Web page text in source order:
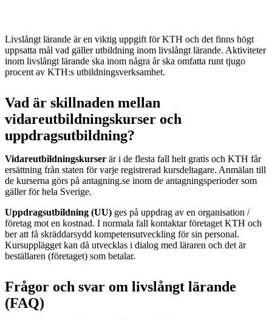
Livslångt lärande är en viktig uppgift för KTH och det finns högt
uppsatta mål vad gäller utbildning inom livslångt lärande. Aktiviteter
inom livslångt lärande ska inom några år ska omfatta runt tjugo
procent av KTH:s utbildningsverksamhet.
Vad är skillnaden mellan
vidareutbildningskurser och
uppdragsutbildning?
Vidareutbildningskurser är i de flesta fall helt gratis och KTH får
ersättning från staten för varje registrerad kursdeltagare. Anmälan till
de kurserna görs på antagning.se inom de antagningsperioder som
gäller för hela Sverige.
Uppdragsutbildning (UU) ges på uppdrag av en organisation /
företag mot en kostnad. I normala fall kontaktar företaget KTH och
ber att få skräddarsydd kompetensutveckling för sin personal.
Kursupplägget kan då utvecklas i dialog med läraren och det är
beställaren (företaget) som betalar.
Frågor och svar om livslångt lärande
(FAQ)